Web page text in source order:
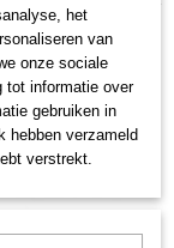
het
van
onze sociale
tot informatie over
gebruiken in
hebben verzameld
verstrekt.